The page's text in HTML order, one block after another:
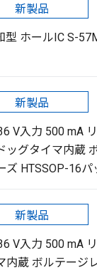
新製品
ホールIC S-
新製品
V入力 500 mA
ッグタイマ内蔵
ズ HTSSOP-16パ
新製品
V入力 500 mA
内蔵 ボルテージ